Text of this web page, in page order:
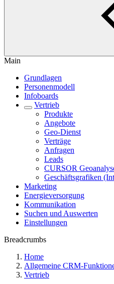
Main
Grundlagen
Personenmodell
Infoboards
Vertrieb
Produkte
Angebote
Geo-Dienst
Verträge
Anfragen
Leads
CURSOR
Geschäftsgrafiken
Marketing
Energieversorgung
Kommunikation
Suchen und Auswerten
Einstellungen
Breadcrumbs
Home
Allgemeine CRM-
Vertrieb